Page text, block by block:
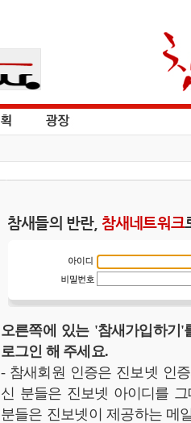
참새들의 반란, 참새네트워크
오른쪽에 있는 '참새가입하기
로그인 해 주세요.
- 참새회원 인증은 진보넷 인
신 분들은 진보넷 아이디를
분들은 진보넷이 제공하는 메